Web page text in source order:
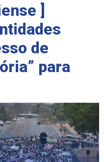
]
de
para